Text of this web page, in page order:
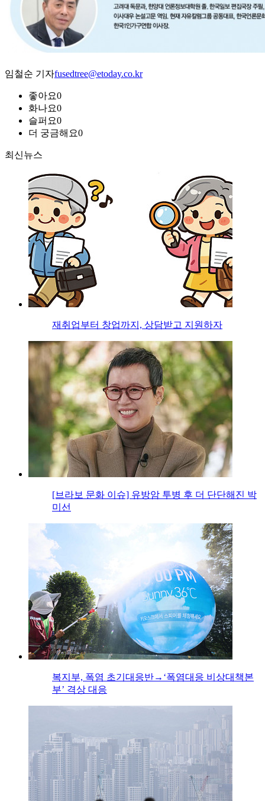
임철순 기자fusedtree@etoday.co.kr
좋아요0
화나요0
슬퍼요0
더 궁금해요0
최신뉴스
재취업부터 창업까지, 상담받고 지원하자
[브라보 문화 이슈] 유방암 투병 후 더 단단해진 박
미선
복지부, 폭염 초기대응반→‘폭염대응 비상대책본
부’ 격상 대응